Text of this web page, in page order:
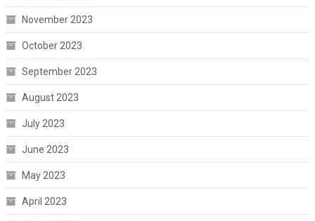
November 2023
October 2023
September 2023
August 2023
July 2023
June 2023
May 2023
April 2023